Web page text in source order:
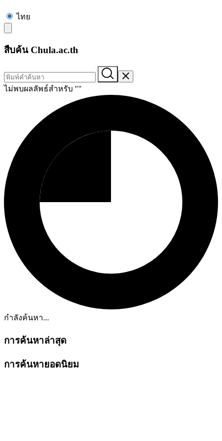
ไทย
สืบค้น Chula.ac.th
ไม่พบผลลัพธ์สำหรับ ""
กำลังค้นหา...
การค้นหาล่าสุด
การค้นหายอดนิยม